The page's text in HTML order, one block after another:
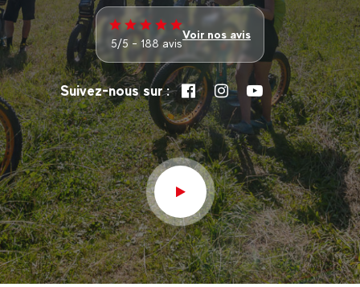
5/5 - 188 avis
Voir nos avis
Suivez-nous sur :